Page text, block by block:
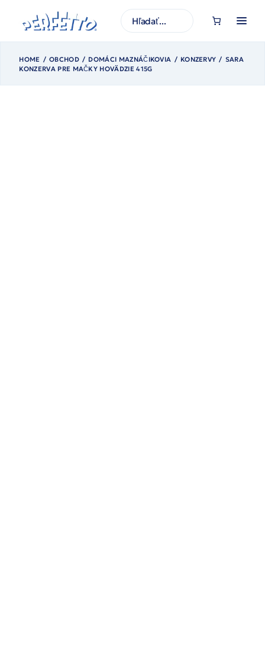
obsah
H
ľ
d
ť
HOME OBCHOD DOMÁCI MAZNÁČIKOVIA KONZERVY
SARA
KONZERVA PRE MAČKY HOVÄDZIE 415G